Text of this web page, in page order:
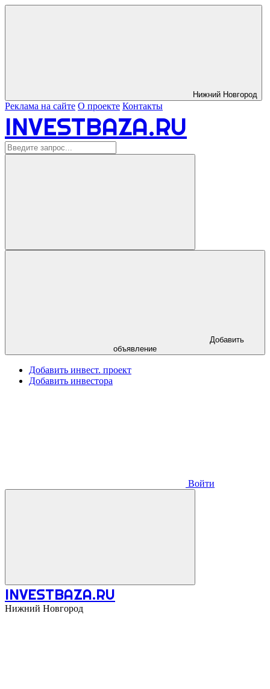
Нижний Новгород
Реклама на сайте О проекте Контакты
INVESTBAZA.RU
объявление
Добавить инвест. проект
Добавить инвестора
Войти
INVESTBAZA.RU
Нижний Новгород